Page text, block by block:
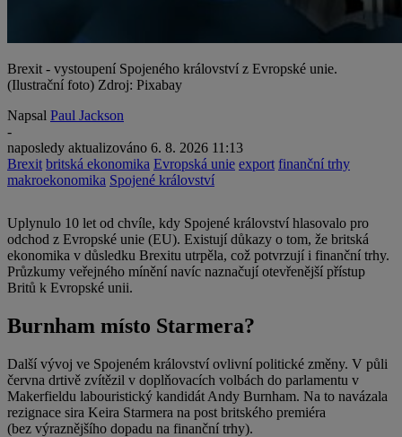
Brexit - vystoupení Spojeného království z Evropské unie.
(Ilustrační foto) Zdroj: Pixabay
Napsal Paul Jackson
-
naposledy aktualizováno 6. 8. 2026 11:13
Brexit britská ekonomika Evropská unie export finanční trhy
makroekonomika Spojené království
Uplynulo 10 let od chvíle, kdy Spojené království hlasovalo pro
odchod z Evropské unie (EU). Existují důkazy o tom, že britská
ekonomika v důsledku Brexitu utrpěla, což potvrzují i finanční trhy.
Průzkumy veřejného mínění navíc naznačují otevřenější přístup
Britů k Evropské unii.
Burnham místo Starmera?
Další vývoj ve Spojeném království ovlivní politické změny. V půli
června drtivě zvítězil v doplňovacích volbách do parlamentu v
Makerfieldu labouristický kandidát Andy Burnham. Na to navázala
rezignace sira Keira Starmera na post britského premiéra
(bez výraznějšího dopadu na finanční trhy).